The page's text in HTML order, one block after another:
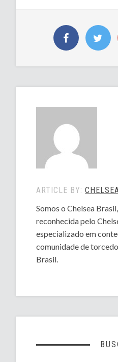
ARTICLE BY:
Somos o Chelsea
reconhecida pelo
especializado em
comunidade de
Brasil.